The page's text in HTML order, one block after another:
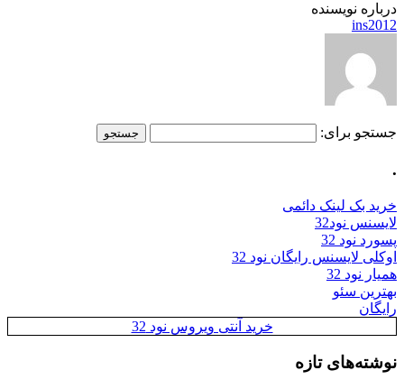
درباره نویسنده
ins2012
جستجو برای:
.
خرید بک لینک دائمی
لایسنس نود32
پسورد نود 32
اوکلی لایسنس رایگان نود 32
همیار نود 32
بهترین سئو
رایگان
خرید آنتی ویروس نود 32
نوشته‌های تازه